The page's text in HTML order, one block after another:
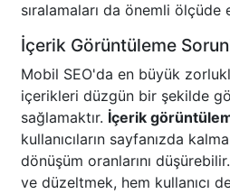
sıralamaları da önemli ölçüde
İçerik Görüntüleme
Mobil SEO'da en büyük
içerikleri düzgün bir şekilde
sağlamaktır. İçerik
kullanıcıların sayfanızda
dönüşüm oranlarını
ve düzeltmek, hem kullanıcı